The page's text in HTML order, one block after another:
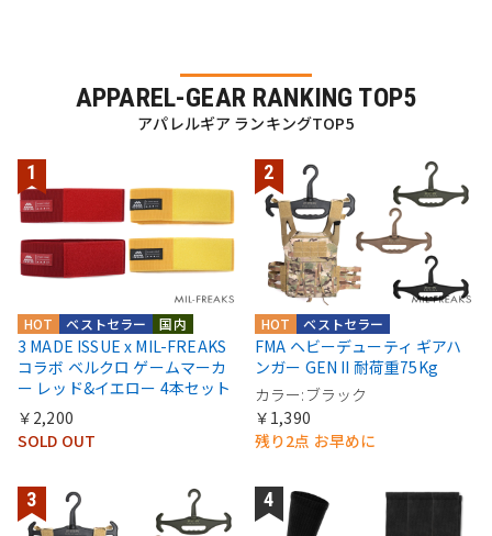
APPAREL-GEAR RANKING TOP5
アパレルギア ランキングTOP5
国内
ベストセラー
HOT
3 MADE ISSUE x MIL-FREAKS
コラボ ベルクロ ゲームマーカ
ー レッド&イエロー 4本セット
￥2,200
SOLD OUT
ベストセラー
HOT
FMA ヘビーデューティ ギアハ
ンガー GEN II 耐荷重75Kg
カラー:ブラック
￥1,390
残り2点 お早めに